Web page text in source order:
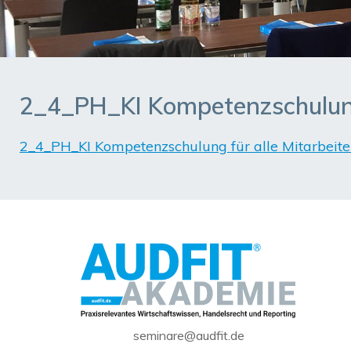
2_4_PH_KI
2_4_PH_KI Kompetenzschulung für alle
seminare@audfit.de